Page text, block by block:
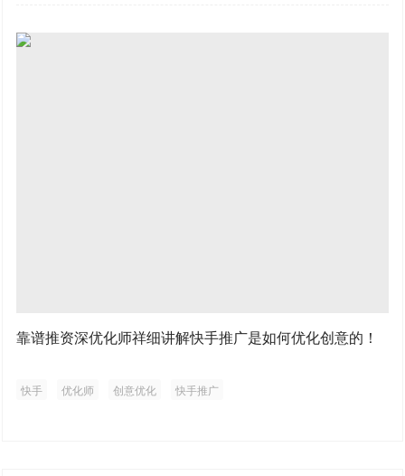
靠谱推资深优化师祥细讲解快手推广是如何优化创意的！
快手 优化师 创意优化 快手推广